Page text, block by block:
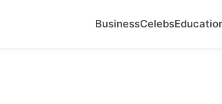
BusinessCelebs